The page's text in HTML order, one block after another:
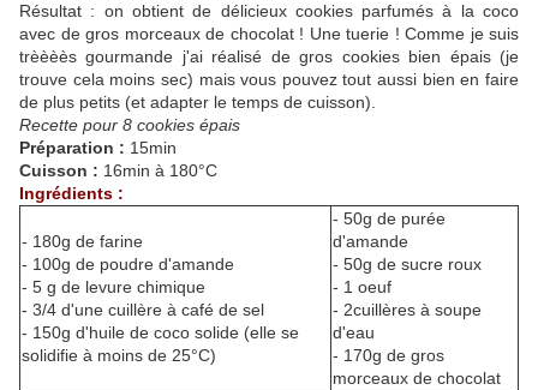
Résultat : on obtient de délicieux cookies parfumés à la coco
avec de gros morceaux de chocolat ! Une tuerie ! Comme je suis
trèèèès gourmande j'ai réalisé de gros cookies bien épais (je
trouve cela moins sec) mais vous pouvez tout aussi bien en faire
de plus petits (et adapter le temps de cuisson).
Recette pour 8 cookies épais
Préparation : 15min
Cuisson : 16min à 180°C
Ingrédients :
- 180g de farine
- 100g de poudre d'amande
- 5 g de levure chimique
- 3/4 d'une cuillère à café de sel
- 150g d'huile de coco solide (elle se
solidifie à moins de 25°C)
- 50g de purée
d'amande
- 50g de sucre roux
- 1 oeuf
- 2cuillères à soupe
d'eau
- 170g de gros
morceaux de chocolat